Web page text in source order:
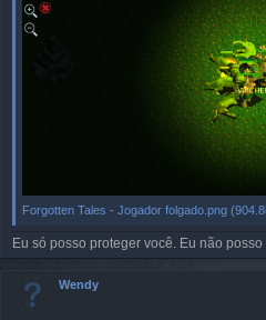
Forgotten Tales - Jogador folgado.png
Eu só posso proteger você. Eu não
Wendy